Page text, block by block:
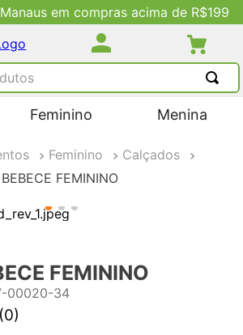
Descontos Exclusivos no
Feminino Menina
Feminino
Calçados
FEMININO
FEMININO
00020-34
(0)